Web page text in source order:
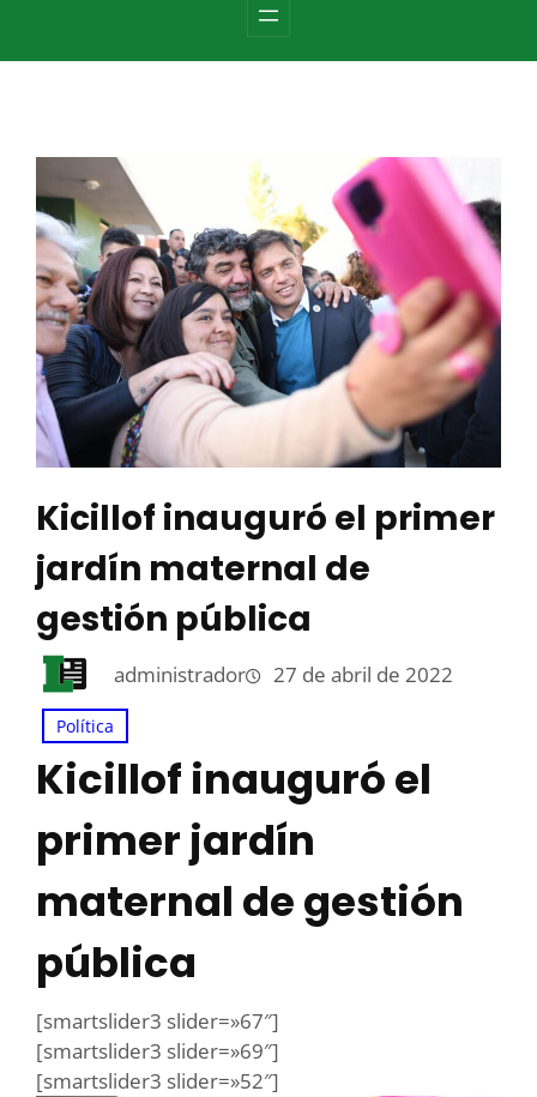
Kicillof inauguró el primer
jardín maternal de
gestión pública
administrador 27 de abril de 2022
Política
Kicillof inauguró el
primer jardín
maternal de gestión
pública
[smartslider3 slider=»67″]
[smartslider3 slider=»69″]
[smartslider3 slider=»52″]